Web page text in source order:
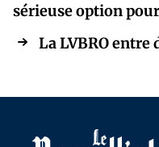
sérieuse option
La LVBRO entre